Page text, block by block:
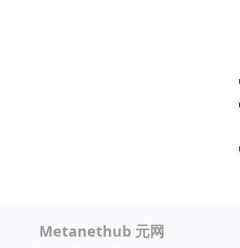
Metanethub 元网